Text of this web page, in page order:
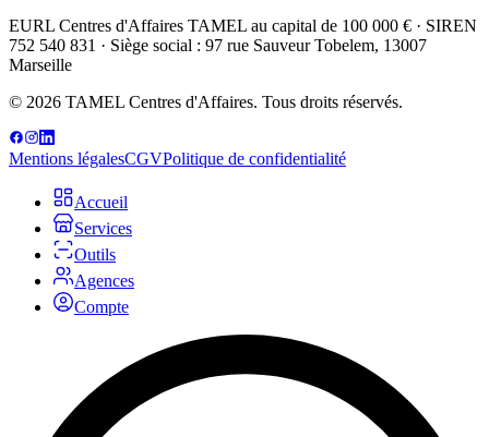
EURL Centres d'Affaires TAMEL au capital de 100 000 € · SIREN
752 540 831 · Siège social : 97 rue Sauveur Tobelem, 13007
Marseille
© 2026 TAMEL Centres d'Affaires. Tous droits réservés.
Mentions légalesCGVPolitique de confidentialité
Accueil
Services
Outils
Agences
Compte